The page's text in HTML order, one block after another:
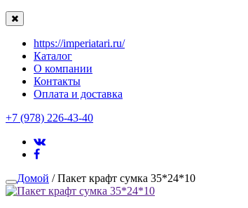
https://imperiatari.ru/
Каталог
О компании
Контакты
Оплата и доставка
+7 (978) 226-43-40
Домой / Пакет крафт сумка 35*24*10